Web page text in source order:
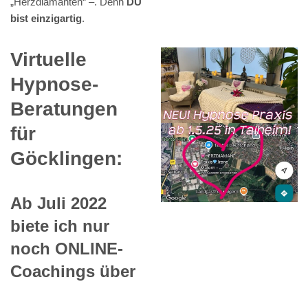
bist einzigartig.
Virtuelle
Hypnose-
Beratungen
für
Göcklingen:
Ab Juli 2022
biete ich nur
noch ONLINE-
Coachings über